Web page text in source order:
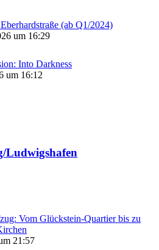
(ab Q1/2024)
um 16:29
Into Darkness
um 16:12
Ludwigshafen
Vom Glückstein-Quartier bis zu
21:57